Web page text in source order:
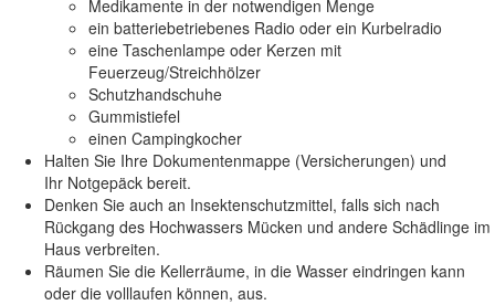
Medikamente in der notwendigen Menge
ein batteriebetriebenes Radio oder ein Kurbelradio
eine Taschenlampe oder Kerzen mit
Feuerzeug/Streichhölzer
Schutzhandschuhe
Gummistiefel
einen Campingkocher
Halten Sie Ihre Dokumentenmappe (Versicherungen) und
Ihr Notgepäck bereit.
Denken Sie auch an Insektenschutzmittel, falls sich nach
Rückgang des Hochwassers Mücken und andere Schädlinge im
Haus verbreiten.
Räumen Sie die Kellerräume, in die Wasser eindringen kann
oder die volllaufen können, aus.